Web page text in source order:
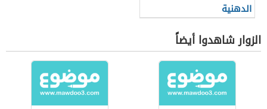
الدهنية
الزوار شاهدوا أيضاً